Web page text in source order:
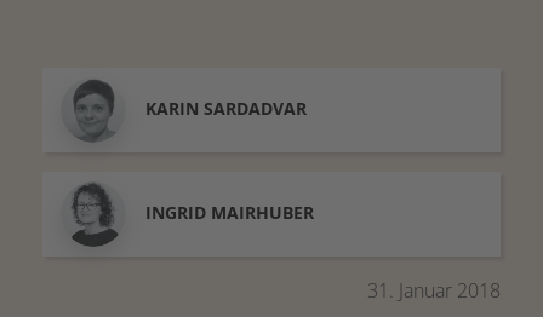
KARIN SARDADVAR
INGRID MAIRHUBER
31. Januar 2018